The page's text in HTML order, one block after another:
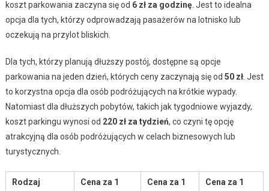
koszt parkowania zaczyna się od 6 zł za godzinę. Jest to idealna
opcja dla tych, którzy odprowadzają pasażerów na lotnisko lub
oczekują na przylot bliskich.
Dla tych, którzy planują dłuższy postój, dostępne są opcje
parkowania na jeden dzień, których ceny zaczynają się od 50 zł. Jest
to korzystna opcja dla osób podróżujących na krótkie wypady.
Natomiast dla dłuższych pobytów, takich jak tygodniowe wyjazdy,
koszt parkingu wynosi od 220 zł za tydzień, co czyni tę opcję
atrakcyjną dla osób podróżujących w celach biznesowych lub
turystycznych.
Rodzaj
Cena za 1
Cena za 1
Cena za 1